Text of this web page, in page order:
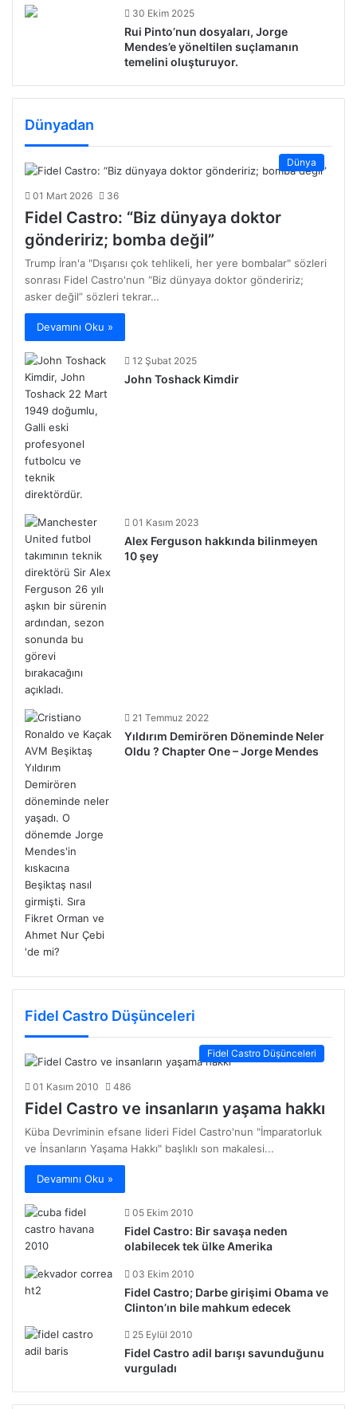
30 Ekim 2025
Rui Pinto’nun dosyaları, Jorge
Mendes’e yöneltilen suçlamanın
temelini oluşturuyor.
Dünyadan
Dünya
01 Mart 2026 36
Fidel Castro: “Biz dünyaya doktor
göndeririz; bomba değil”
Trump İran'a "Dışarısı çok tehlikeli, her yere bombalar" sözleri
sonrası Fidel Castro'nun “Biz dünyaya doktor göndeririz;
asker değil” sözleri tekrar…
Devamını Oku »
12 Şubat 2025
John Toshack Kimdir
01 Kasım 2023
Alex Ferguson hakkında bilinmeyen
10 şey
21 Temmuz 2022
Yıldırım Demirören Döneminde Neler
Oldu ? Chapter One – Jorge Mendes
Fidel Castro Düşünceleri
Fidel Castro Düşünceleri
01 Kasım 2010 486
Fidel Castro ve insanların yaşama hakkı
Küba Devriminin efsane lideri Fidel Castro'nun "İmparatorluk
ve İnsanların Yaşama Hakkı" başlıklı son makalesi...
Devamını Oku »
05 Ekim 2010
Fidel Castro: Bir savaşa neden
olabilecek tek ülke Amerika
03 Ekim 2010
Fidel Castro; Darbe girişimi Obama ve
Clinton’ın bile mahkum edecek
25 Eylül 2010
Fidel Castro adil barışı savunduğunu
vurguladı